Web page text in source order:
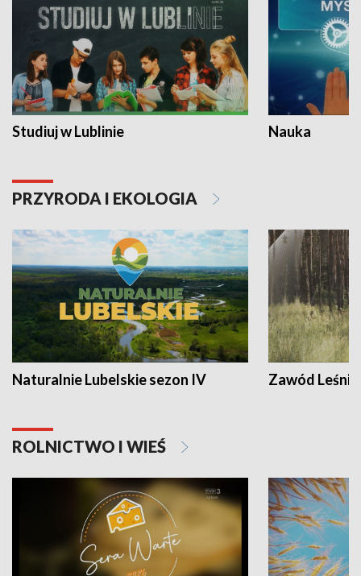
Studiuj w Lublinie Nauka
PRZYRODA I EKOLOGIA
Naturalnie Lubelskie sezon IV Zawód Leśnik
ROLNICTWO I WIEŚ